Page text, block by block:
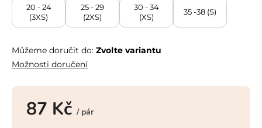
87 Kč / pár
20 - 24
(3XS)
25 - 29
(2XS)
30 - 34
(XS)
35 -38 (S)
Můžeme doručit do: Zvolte variantu
Možnosti doručení